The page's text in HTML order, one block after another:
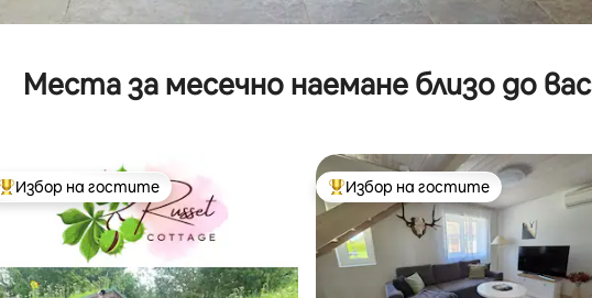
Места за месечно наемане близо до вас
Най-популярен избор на гостите
Избор на гостите Най-популярен избор на гостите
Избор на гостите